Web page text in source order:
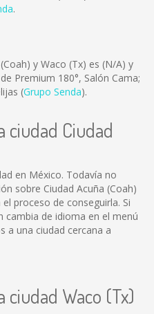
.
y Waco (Tx) es (N/A) y
Premium 180°, Salón Cama;
(Grupo Senda).
ciudad Ciudad
en México. Todavía no
sobre Ciudad Acuña (Coah)
proceso de conseguirla. Si
cambia de idioma en el menú
a una ciudad cercana a
Waco (Tx)